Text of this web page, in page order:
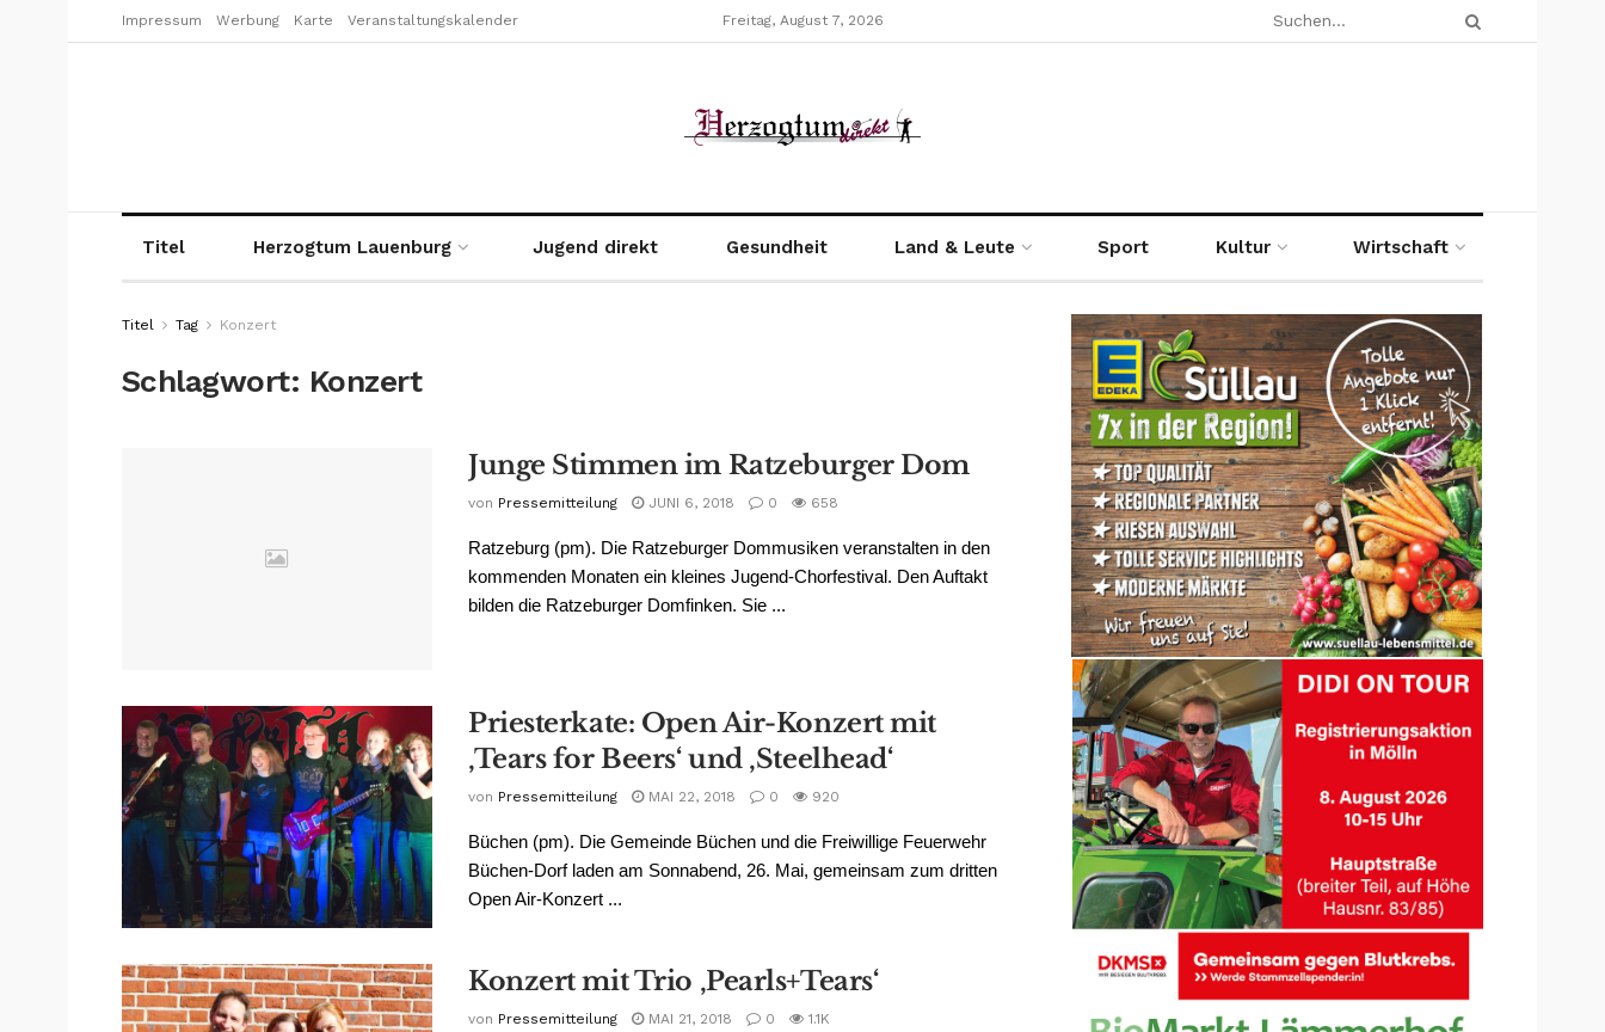
Impressum Werbung Karte Veranstaltungskalender Freitag, August 7, 2026
Titel Herzogtum Lauenburg Jugend direkt Gesundheit Land & Leute Sport Kultur Wirtschaft
Titel Tag Konzert
Schlagwort: Konzert
Junge Stimmen im Ratzeburger Dom
von Pressemitteilung JUNI 6, 2018 0 658
Ratzeburg (pm). Die Ratzeburger Dommusiken veranstalten in den
kommenden Monaten ein kleines Jugend-Chorfestival. Den Auftakt
bilden die Ratzeburger Domfinken. Sie ...
Priesterkate: Open Air-Konzert mit
‚Tears for Beers‘ und ‚Steelhead‘
von Pressemitteilung MAI 22, 2018 0 920
Büchen (pm). Die Gemeinde Büchen und die Freiwillige Feuerwehr
Büchen-Dorf laden am Sonnabend, 26. Mai, gemeinsam zum dritten
Open Air-Konzert ...
Konzert mit Trio ‚Pearls+Tears‘
von Pressemitteilung MAI 21, 2018 0 1.1K